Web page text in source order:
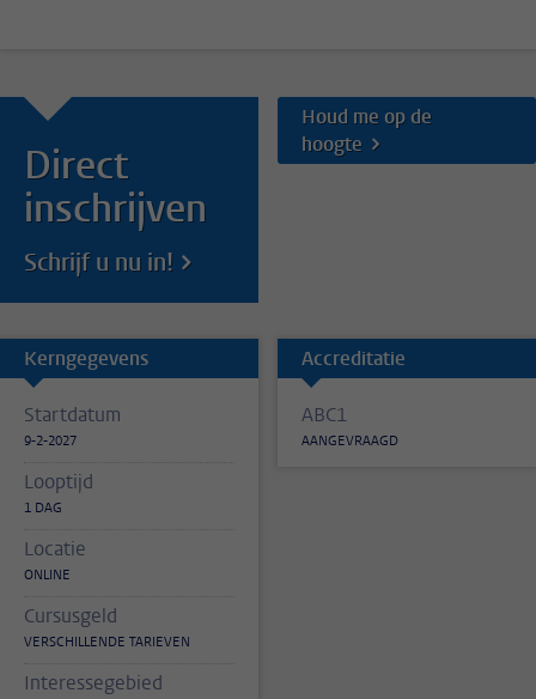
Direct
inschrijven
Schrijf u nu in!
Houd me op de
hoogte
Kerngegevens
Startdatum
9-2-2027
Looptijd
1 DAG
Locatie
ONLINE
Cursusgeld
VERSCHILLENDE TARIEVEN
Interessegebied
Accreditatie
ABC1
AANGEVRAAGD